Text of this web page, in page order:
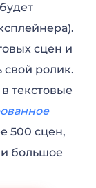
зерна”
сцен и
свой ролик.
текстовые
500 сцен,
большое